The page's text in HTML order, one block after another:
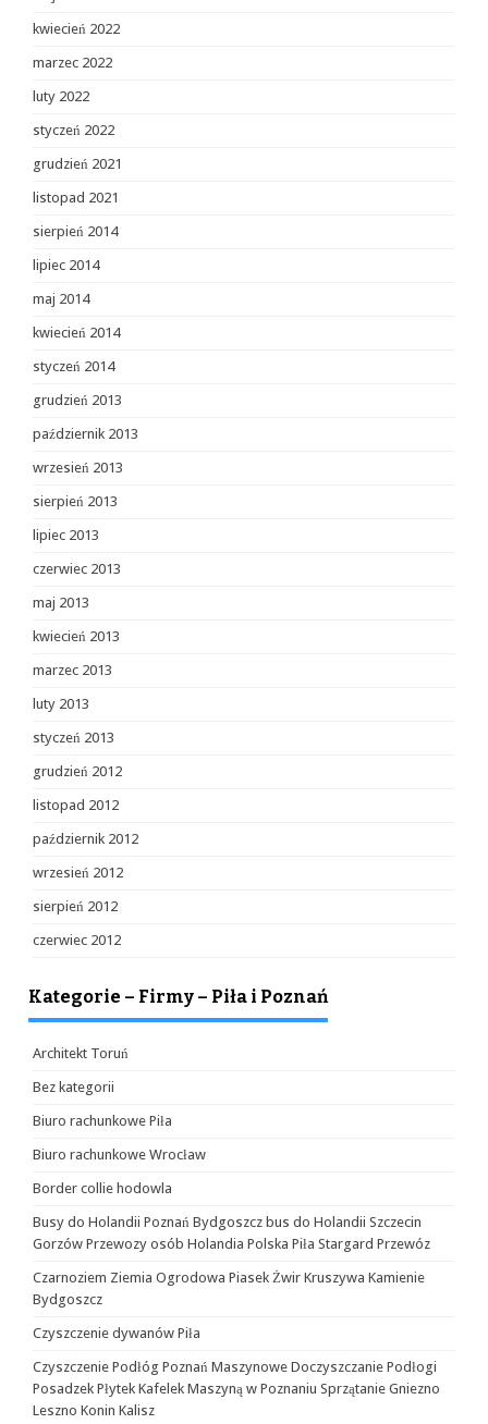
kwiecień 2022
marzec 2022
luty 2022
styczeń 2022
grudzień 2021
listopad 2021
sierpień 2014
lipiec 2014
maj 2014
kwiecień 2014
styczeń 2014
grudzień 2013
październik 2013
wrzesień 2013
sierpień 2013
lipiec 2013
czerwiec 2013
maj 2013
kwiecień 2013
marzec 2013
luty 2013
styczeń 2013
grudzień 2012
listopad 2012
październik 2012
wrzesień 2012
sierpień 2012
czerwiec 2012
Kategorie – Firmy – Piła i Poznań
Architekt Toruń
Bez kategorii
Biuro rachunkowe Piła
Biuro rachunkowe Wrocław
Border collie hodowla
Busy do Holandii Poznań Bydgoszcz bus do Holandii Szczecin
Gorzów Przewozy osób Holandia Polska Piła Stargard Przewóz
Czarnoziem Ziemia Ogrodowa Piasek Żwir Kruszywa Kamienie
Bydgoszcz
Czyszczenie dywanów Piła
Czyszczenie Podłóg Poznań Maszynowe Doczyszczanie Podłogi
Posadzek Płytek Kafelek Maszyną w Poznaniu Sprzątanie Gniezno
Leszno Konin Kalisz